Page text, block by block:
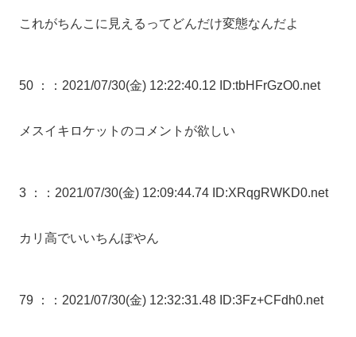
これがちんこに見えるってどんだけ変態なんだよ
50 ： ：2021/07/30(金) 12:22:40.12 ID:tbHFrGzO0.net
メスイキロケットのコメントが欲しい
3 ： ：2021/07/30(金) 12:09:44.74 ID:XRqgRWKD0.net
カリ高でいいちんぽやん
79 ： ：2021/07/30(金) 12:32:31.48 ID:3Fz+CFdh0.net